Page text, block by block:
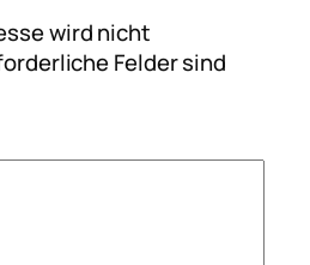
wird nicht
Felder sind